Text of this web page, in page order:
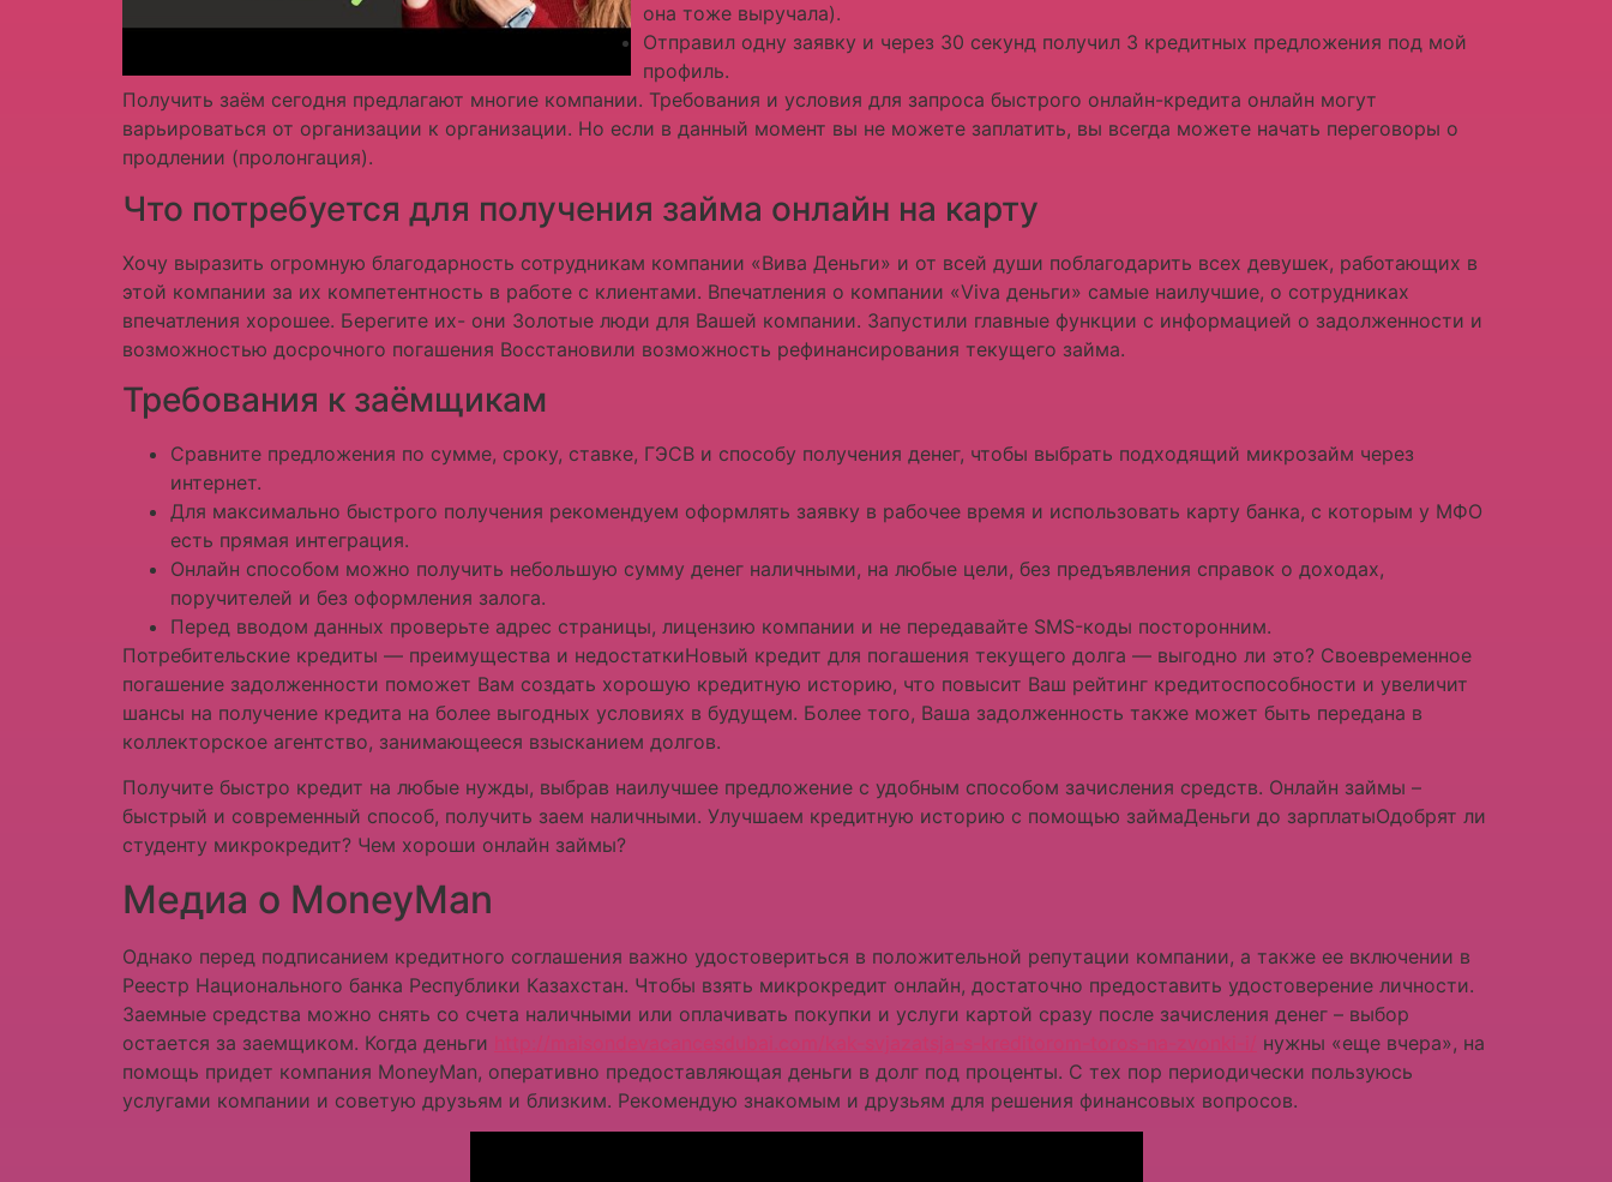
она тоже выручала).
Отправил одну заявку и через 30 секунд получил 3 кредитных предложения под мой
профиль.
Получить заём сегодня предлагают многие компании. Требования и условия для запроса быстрого онлайн-кредита онлайн могут
варьироваться от организации к организации. Но если в данный момент вы не можете заплатить, вы всегда можете начать переговоры о
продлении (пролонгация).
Что потребуется для получения займа онлайн на карту
Хочу выразить огромную благодарность сотрудникам компании «Вива Деньги» и от всей души поблагодарить всех девушек, работающих в
этой компании за их компетентность в работе с клиентами. Впечатления о компании «Viva деньги» самые наилучшие, о сотрудниках
впечатления хорошее. Берегите их- они Золотые люди для Вашей компании. Запустили главные функции с информацией о задолженности и
возможностью досрочного погашения Восстановили возможность рефинансирования текущего займа.
Требования к заёмщикам
Сравните предложения по сумме, сроку, ставке, ГЭСВ и способу получения денег, чтобы выбрать подходящий микрозайм через
интернет.
Для максимально быстрого получения рекомендуем оформлять заявку в рабочее время и использовать карту банка, с которым у МФО
есть прямая интеграция.
Онлайн способом можно получить небольшую сумму денег наличными, на любые цели, без предъявления справок о доходах,
поручителей и без оформления залога.
Перед вводом данных проверьте адрес страницы, лицензию компании и не передавайте SMS-коды посторонним.
Потребительские кредиты — преимущества и недостаткиНовый кредит для погашения текущего долга — выгодно ли это? Своевременное
погашение задолженности поможет Вам создать хорошую кредитную историю, что повысит Ваш рейтинг кредитоспособности и увеличит
шансы на получение кредита на более выгодных условиях в будущем. Более того, Ваша задолженность также может быть передана в
коллекторское агентство, занимающееся взысканием долгов.
Получите быстро кредит на любые нужды, выбрав наилучшее предложение с удобным способом зачисления средств. Онлайн займы –
быстрый и современный способ, получить заем наличными. Улучшаем кредитную историю с помощью займаДеньги до зарплатыОдобрят ли
студенту микрокредит? Чем хороши онлайн займы?
Медиа о MoneyMan
Однако перед подписанием кредитного соглашения важно удостовериться в положительной репутации компании, а также ее включении в
Реестр Национального банка Республики Казахстан. Чтобы взять микрокредит онлайн, достаточно предоставить удостоверение личности.
Заемные средства можно снять со счета наличными или оплачивать покупки и услуги картой сразу после зачисления денег – выбор
остается за заемщиком. Когда деньги
нужны «еще вчера», на
помощь придет компания MoneyMan, оперативно предоставляющая деньги в долг под проценты. С тех пор периодически пользуюсь
услугами компании и советую друзьям и близким. Рекомендую знакомым и друзьям для решения финансовых вопросов.